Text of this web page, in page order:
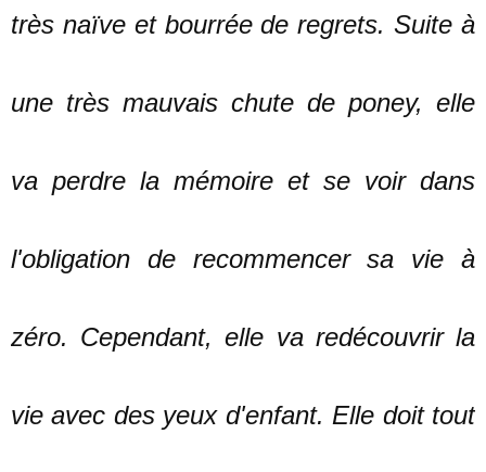
très naïve et bourrée de regrets. Suite à
une très mauvais chute de poney, elle
va perdre la mémoire et se voir dans
l'obligation de recommencer sa vie à
zéro. Cependant, elle va redécouvrir la
vie avec des yeux d'enfant. Elle doit tout